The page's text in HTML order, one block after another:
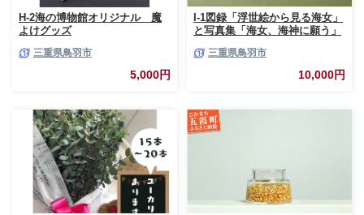
H-2海の博物館オリジナル 魔
よけグッズ
三重県鳥羽市
5,000円
I-1図録「浮世絵から見る海女」
と写真集「海女、海神に願う」
三重県鳥羽市
10,000円